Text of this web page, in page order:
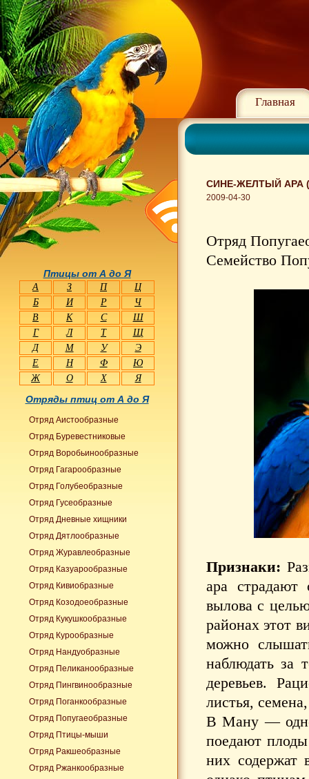
Главная
СИНЕ-ЖЕЛТЫЙ АРА
2009-04-30
Отряд
Семейство
Признаки:
ара страдают
вылова с
районах этот
можно
наблюдать за
деревьев.
листья,
В Ману —
поедают
них содержат
Птицы от А до Я
А З П
Ц
Б
И Р
Ч
В
К С
Ш
Г
Л Т
Щ
Д
М У
Э
Е
Н Ф
Ю
Ж
О Х Я
Отряды птиц от А до Я
Отряд Аистообразные
Отряд Буревестниковые
Отряд Воробьинообразные
Отряд Гагарообразные
Отряд Голубеобразные
Отряд Гусеобразные
Отряд Дневные хищники
Отряд Дятлообразные
Отряд Журавлеобразные
Отряд Казуарообразные
Отряд Кивиобразные
Отряд Козодоеобразные
Отряд Кукушкообразные
Отряд Курообразные
Отряд Нандуобразные
Отряд Пеликанообразные
Отряд Пингвинообразные
Отряд Поганкообразные
Отряд Попугаеобразные
Отряд Птицы-мыши
Отряд Ракшеобразные
Отряд Ржанкообразные